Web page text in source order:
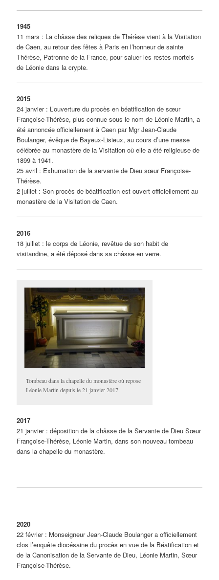
1945
11 mars : La châsse des reliques de Thérèse vient à la Visitation
de Caen, au retour des fêtes à Paris en l’honneur de sainte
Thérèse, Patronne de la France, pour saluer les restes mortels
de Léonie dans la crypte.
2015
24 janvier : L’ouverture du procès en béatification de sœur
Françoise-Thérèse, plus connue sous le nom de Léonie Martin, a
été annoncée officiellement à Caen par Mgr Jean-Claude
Boulanger, évêque de Bayeux-Lisieux, au cours d’une messe
célébrée au monastère de la Visitation où elle a été religieuse de
1899 à 1941.
25 avril : Exhumation de la servante de Dieu sœur Françoise-
Thérèse.
2 juillet : Son procès de béatification est ouvert officiellement au
monastère de la Visitation de Caen.
2016
18 juillet : le corps de Léonie, revêtue de son habit de
visitandine, a été déposé dans sa châsse en verre.
Tombeau dans la chapelle du monastère où repose
Léonie Martin depuis le 21 janvier 2017.
2017
21 janvier : déposition de la châsse de la Servante de Dieu Sœur
Françoise-Thérèse, Léonie Martin, dans son nouveau tombeau
dans la chapelle du monastère.
2020
22 février : Monseigneur Jean-Claude Boulanger a officiellement
clos l’enquête diocésaine du procès en vue de la Béatification et
de la Canonisation de la Servante de Dieu, Léonie Martin, Sœur
Françoise-Thérèse.